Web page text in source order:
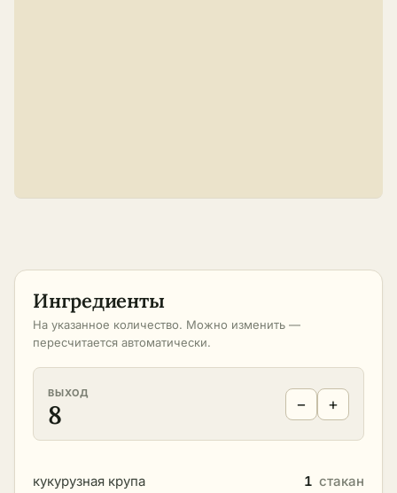
Ингредиенты
На указанное количество. Можно изменить —
пересчитается автоматически.
ВЫХОД
8 − +
кукурузная крупа 1 стакан